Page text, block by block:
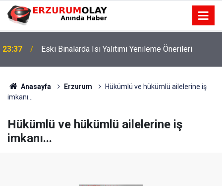
23:37 Eski Binalarda Isı Yalıtımı Yenileme Önerileri
Anasayfa Erzurum
Hükümlü ve hükümlü ailelerine iş
imkanı...
Hükümlü ve hükümlü ailelerine iş
imkanı...